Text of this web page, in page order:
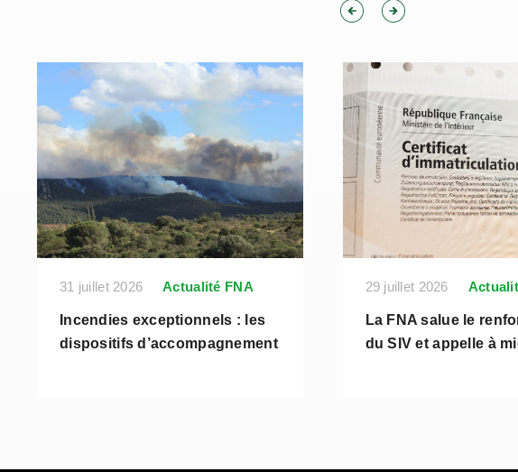
31 juillet 2026 Actualité FNA
Incendies exceptionnels : les
dispositifs d’accompagnement
29 juillet 2026
La FNA salue le
du SIV et appelle à